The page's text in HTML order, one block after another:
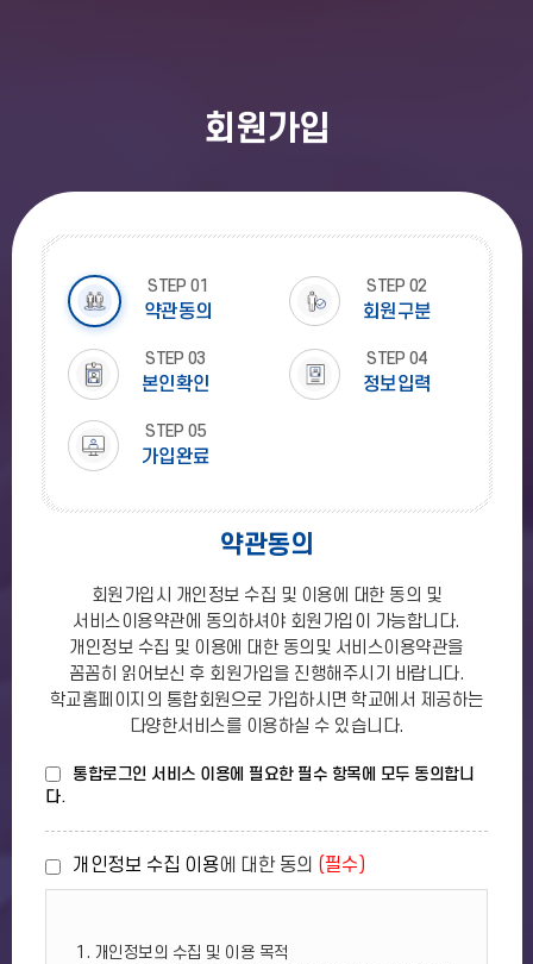
회원가입
STEP 01
약관동의
STEP 02
회원구분
STEP 03
본인확인
STEP 04
정보입력
STEP 05
가입완료
약관동의
회원가입시 개인정보 수집 및 이용에 대한 동의 및
서비스이용약관에 동의하셔야 회원가입이 가능합니다.
개인정보 수집 및 이용에 대한 동의및 서비스이용약관을
꼼꼼히 읽어보신 후 회원가입을 진행해주시기 바랍니다.
학교홈페이지의 통합회원으로 가입하시면 학교에서 제공하는
다양한서비스를 이용하실 수 있습니다.
통합로그인 서비스 이용에 필요한 필수 항목에 모두 동의합니
다.
개인정보 수집 이용에 대한 동의 (필수)
1. 개인정보의 수집 및 이용 목적